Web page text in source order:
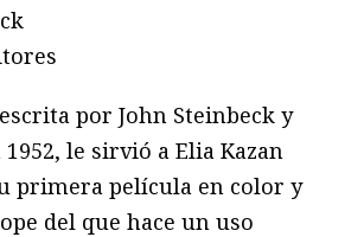
por John Steinbeck y
le sirvió a Elia Kazan
primera película en color y
del que hace un uso